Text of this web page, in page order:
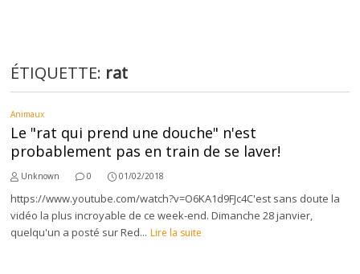
ÉTIQUETTE: rat
Animaux
Le "rat qui prend une douche" n'est
probablement pas en train de se laver!
Unknown 0 01/02/2018
https://www.youtube.com/watch?v=O6KA1d9FJc4C'est sans doute la
vidéo la plus incroyable de ce week-end. Dimanche 28 janvier,
quelqu'un a posté sur Red... Lire la suite